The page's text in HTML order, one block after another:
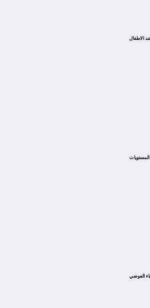
عند الاطفال
المستويات
العوضي